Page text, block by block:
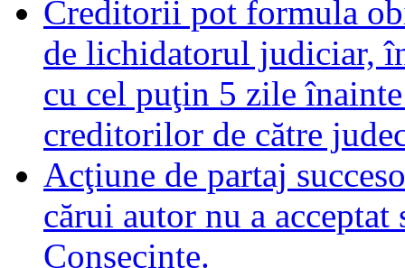
Creditorii pot formula
de lichidatorul judiciar,
cu cel puţin 5 zile
creditorilor de către
Acţiune de partaj
cărui autor nu a
Consecinţe.